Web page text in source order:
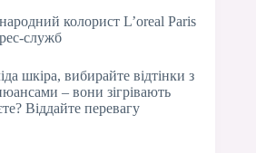
колорист L’oreal Paris
служб
шкіра, вибирайте відтінки з
– вони зігрівають
Віддайте перевагу